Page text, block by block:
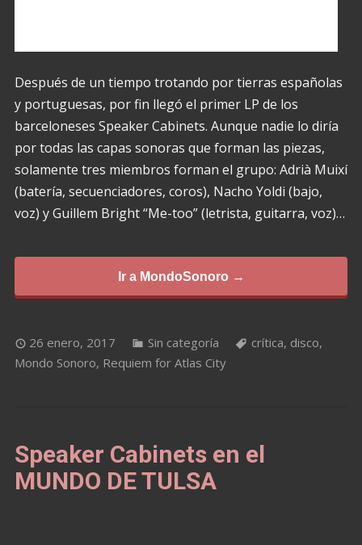
Después de un tiempo trotando por tierras españolas
y portuguesas, por fin llegó el primer LP de los
barceloneses Speaker Cabinets. Aunque nadie lo diría
por todas las capas sonoras que forman las piezas,
solamente tres miembros forman el grupo: Adrià Muixí
(batería, secuenciadores, coros), Nacho Yoldi (bajo,
voz) y Guillem Bright “Me-too” (letrista, guitarra, voz)…
Ir a MondoSonoro →
26 enero, 2017 Sin categoría crítica, disco,
Mondo Sonoro, Requiem for Atlas City
Speaker Cabinets en el
MUNDO DE TULSA